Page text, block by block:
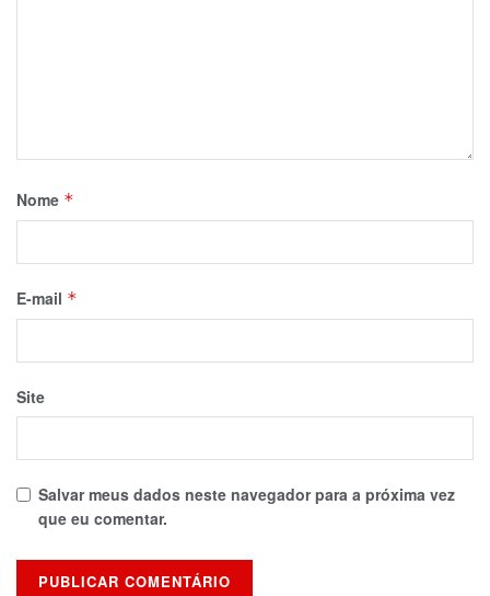
Nome *
E-mail *
Site
Salvar meus dados neste navegador para a próxima vez
que eu comentar.